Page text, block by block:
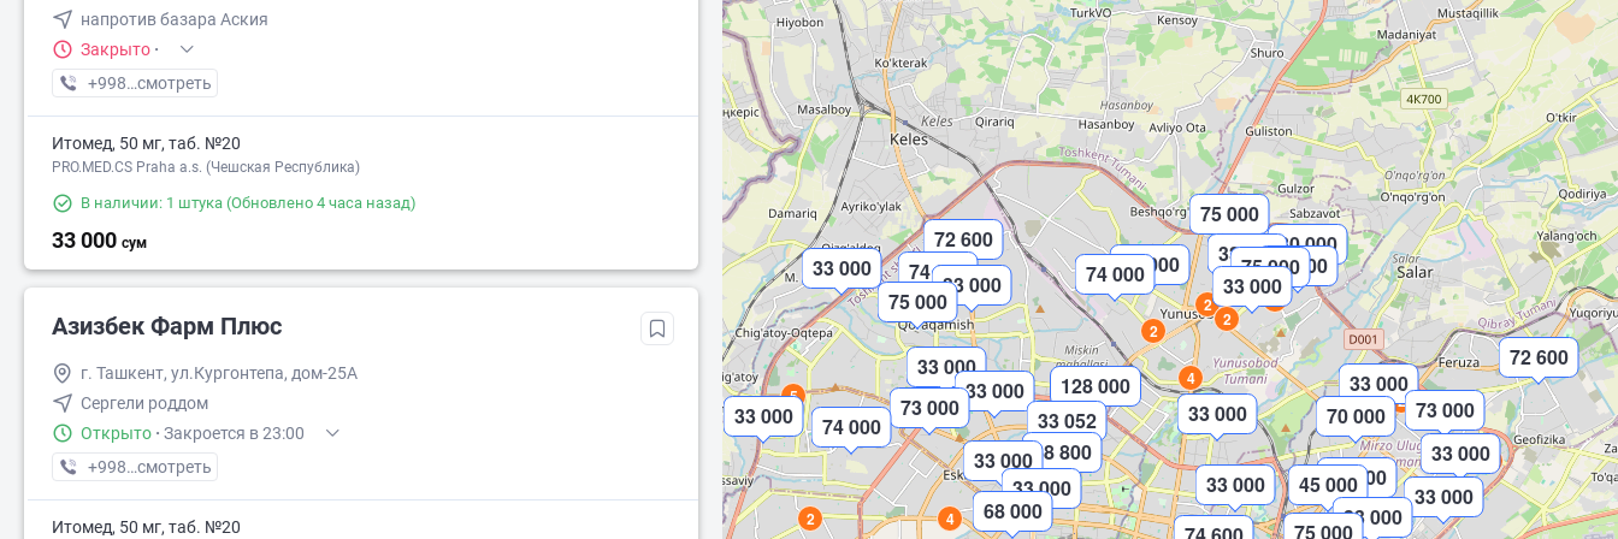
напротив базара Аския
Закрыто ·
+998 (90) XXX-XX-XX
смотреть
Итомед, 50 мг, таб. №20
PRO.MED.CS Praha a.s. (Чешская Республика)
В наличии: 1 штука (Обновлено 4 часа назад)
33 000 сум
Азизбек Фарм Плюс
г. Ташкент, ул.Кургонтепа, дом-25А
Сергели роддом
Открыто · Закроется в 23:00
+998 (94) XXX-XX-XX
смотреть
Итомед, 50 мг, таб. №20
72 600
33 000
33 000
4
2
74 00074 000
80 000
75 000
80 000
75 000
3
2
2
33 000
33 000
75 000
73 000
70 000
33 000
2
33 000
33 0002
33 000
45 00033 000
33 000
33 000
72 600
33 000
75 000
74 000
128 000
68 800
33 052
73 000
33 000
33 000
74 000
2
33 000
5
68 000
33 000
4